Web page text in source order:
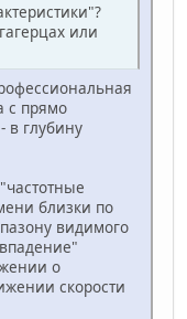
или
с прямо
в глубину
близки по
видимого
о
скорости